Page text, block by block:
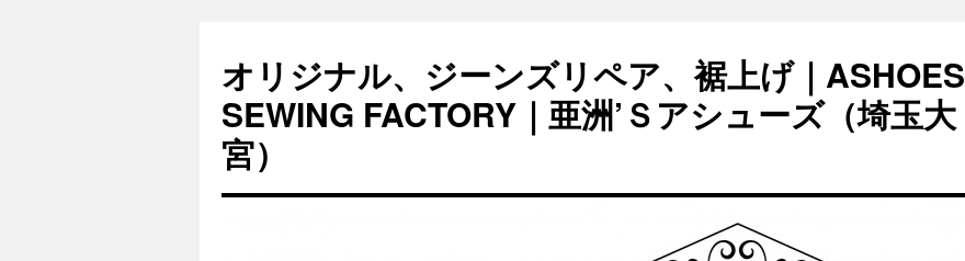
オリジナル、ジーンズリペア、裾上げ｜ASHOES
SEWING FACTORY｜亜洲’Ｓアシューズ（埼玉大
宮）